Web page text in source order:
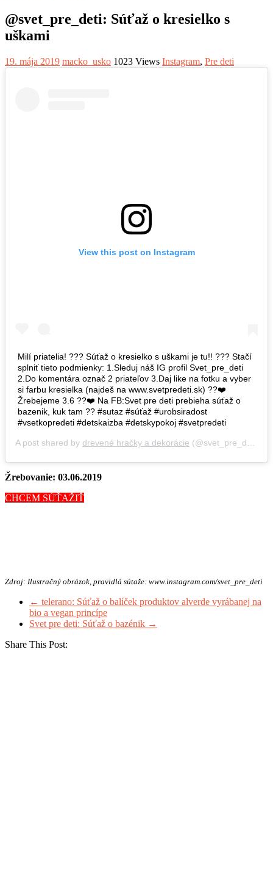
@svet_pre_deti: Súťaž o kresielko s
uškami
19. mája 2019 macko_usko 1023 Views Instagram, Pre deti
View this post on Instagram
Milí priatelia! ??? Súťaž o kresielko s uškami je tu!! ??? Stačí
splniť tieto podmienky: 1.Sleduj náš IG profil Svet_pre_deti
2.Do komentára označ 2 priateľov 3.Daj like na fotku a vyber
si farbu kresielka (najdeš na www.svetpredeti.sk) ??❤️
Žrebejeme 3.6 ??❤️ Na FB:Svet pre deti prebieha súťaž o
bazenik, kuk tam ?? #sutaz #súťaž #urobsiradost
#vsetkopredeti #detskaizba #detskypokoj #svetpredeti
A post shared by drevené hračky a dekorácie (@svet_pre_deti) on
Žrebovanie: 03.06.2019
CHCEM SÚŤAŽIŤ
Zdroj: Ilustračný obrázok, pravidlá sútaže: www.instagram.com/svet_pre_deti
← telerano: Súťaž o balíček produktov alverde vyrábanej na
bio a vegan princípe
Svet pre deti: Súťaž o bazénik →
Share This Post: